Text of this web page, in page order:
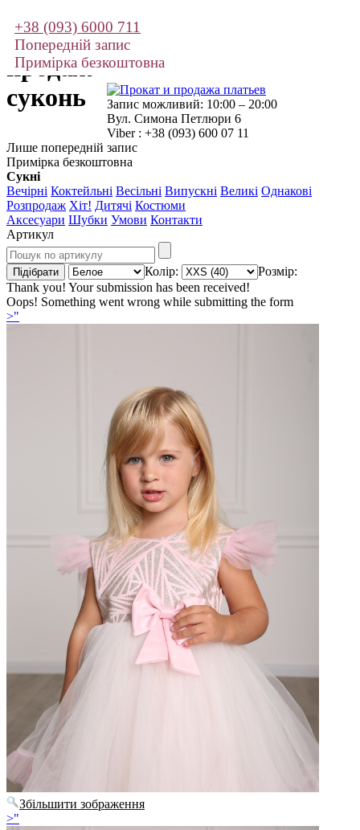
Прокат і
продаж
суконь
+38 (093) 6000 711
Попередній запис
Примірка безкоштовна
Запис можливий: 10:00 – 20:00
Вул. Симона Петлюри 6
Viber : +38 (093) 600 07 11
Лише попередній запис
Примірка безкоштовна
Сукні
Вечірні Коктейльні Весільні Випускні Великі Однакові
Розпродаж Хіт! Дитячі Костюми
Аксесуари Шубки Умови Контакти
Артикул
Колір:
Розмір:
Thank you! Your submission has been received!
Oops! Something went wrong while submitting the form
>"
Збільшити зображення
>"